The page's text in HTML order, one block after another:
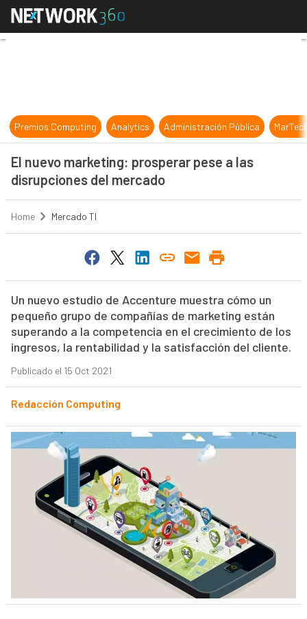
El nuevo marketing: prosperar
Premios Computing Analytics Administración Pública
El nuevo marketing: prosperar pese a las
disrupciones del mercado
Home Mercado TI
Un nuevo estudio de Accenture muestra cómo un
pequeño grupo de compañías de marketing están
superando a la competencia en el crecimiento de los
ingresos, la rentabilidad y la satisfacción del cliente.
Publicado el 15 Oct 2021
Redacción Computing